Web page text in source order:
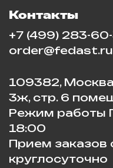
Контакты
+7 (499) 283-
order@fedast.ru
109382,
3ж, стр. 6
Режим работы
18:00
Прием заказов
круглосуточно